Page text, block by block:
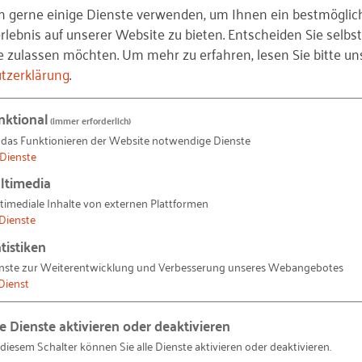
aktive und gemeinnützige Forschungs- und
V. an der Schnittstelle zwischen Wissenschaft,
Kompetenzzentrum vom Bundesministerium
gerne einige Dienste verwenden, um Ihnen ein
auf unserer Website zu bieten. Entscheiden Sie
zulassen möchten.Um mehr zu erfahren, lesen Sie bitte
.
(immer erforderlich)
Funktionieren der Website notwendige Dienste
Dienste
Inhalte von externen Plattformen
Dienste
zur Weiterentwicklung und Verbesserung unseres Webangebotes
Dienste aktivieren oder deaktivieren
Schalter können Sie alle Dienste aktivieren oder deaktivieren.